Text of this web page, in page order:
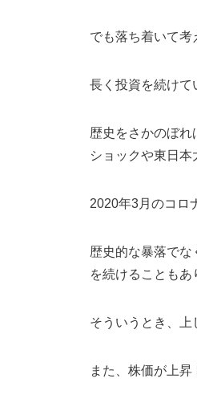
でも落ち着いて考
長く投資を続けて
歴史をさかのぼ
ショックや東日本
2020年3月のコロ
歴史的な暴落で
を続けることもあ
そういうとき、上
また、株価が上昇